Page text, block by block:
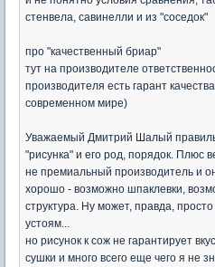
стенвела, савинелли и из "соседок"
про "качественный бриар"
тут на производителе
производителя есть гарант
современном мире)
Уважаемый Дмитрий Шалый
"рисунка" и его род, порядок. Плюс
не премиальный производитель и
хорошо - возможно шпаклевки,
структура. Ну может, правда,
устоям...
но рисунок к сож не гарантирует
сушки и много всего еще чего я не